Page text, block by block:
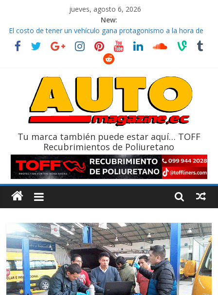
jueves, agosto 6, 2026
New:
El costo de tener un vehículo gana protagonismo a la hora de
decidir
Ultima película ‘Spider‑Man: Brand New Day’ pone en escena a
La Vuelta al Ecuador 2026, edición 47ª, recorre 7 provincias en 8
La FEDAK recibe 12 Sinotruk Bolden para cubrir las rutas de La
Tu marca también puede estar aquí… TOFF
Recubrimientos de Poliuretano